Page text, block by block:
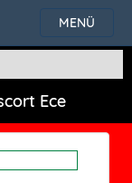
MENÜ
Ece